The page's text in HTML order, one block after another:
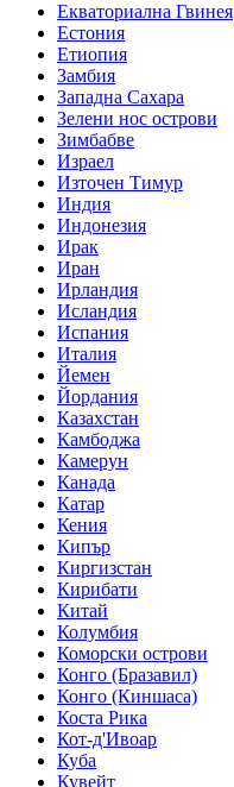
Екваториална Гвинея
Естония
Етиопия
Замбия
Западна Сахара
Зелени нос острови
Зимбабве
Израел
Източен Тимур
Индия
Индонезия
Ирак
Иран
Ирландия
Исландия
Испания
Италия
Йемен
Йордания
Казахстан
Камбоджа
Камерун
Канада
Катар
Кения
Кипър
Киргизстан
Кирибати
Китай
Колумбия
Коморски острови
Конго (Бразавил)
Конго (Киншаса)
Коста Рика
Кот-д'Ивоар
Куба
Кувейт